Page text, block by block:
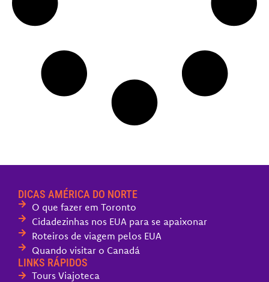
DICAS AMÉRICA DO NORTE
O que fazer em Toronto
Cidadezinhas nos EUA para se apaixonar
Roteiros de viagem pelos EUA
Quando visitar o Canadá
LINKS RÁPIDOS
Tours Viajoteca